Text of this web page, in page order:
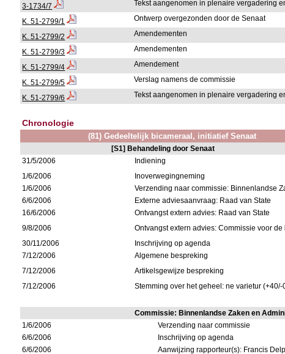
3-1734/7 Tekst aangenomen in plenaire vergadering
K. 51-2799/1 Ontwerp overgezonden door de Senaat
K. 51-2799/2 Amendementen
K. 51-2799/3 Amendementen
K. 51-2799/4 Amendement
K. 51-2799/5 Verslag namens de commissie
K. 51-2799/6 Tekst aangenomen in plenaire vergadering
Chronologie
(81) Gedeeltelijk bicameraal, initiatief Senaat
[S1] Behandeling door Senaat
31/5/2006
Indiening
1/6/2006
Inoverwegingneming
1/6/2006
Verzending naar commissie: Binnenlandse
6/6/2006
Externe adviesaanvraag: Raad van State
16/6/2006
Ontvangst extern advies: Raad van State
9/8/2006
Ontvangst extern advies: Commissie voor
30/11/2006
Inschrijving op agenda
7/12/2006
Algemene bespreking
7/12/2006
Artikelsgewijze bespreking
7/12/2006
Stemming over het geheel: ne varietur (+40/-
Commissie: Binnenlandse Zaken en
1/6/2006
Verzending naar commissie
6/6/2006
Inschrijving op agenda
6/6/2006
Aanwijzing rapporteur(s): Francis